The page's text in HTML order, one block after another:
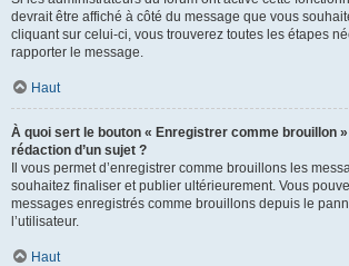
devrait être affiché à côté du message que vous
cliquant sur celui-ci, vous trouverez toutes les étapes
rapporter le message.
Haut
À quoi sert le bouton « Enregistrer comme brouillon
rédaction d’un sujet ?
Il vous permet d’enregistrer comme brouillons les
souhaitez finaliser et publier ultérieurement. Vous
messages enregistrés comme brouillons depuis le
l’utilisateur.
Haut